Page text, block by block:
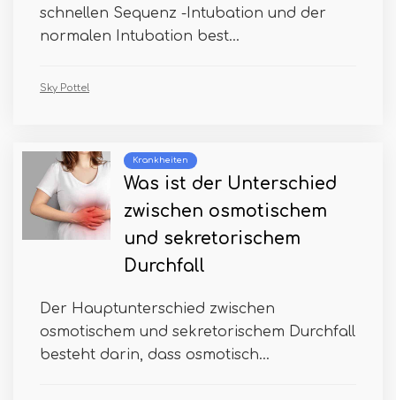
schnellen Sequenz -Intubation und der
normalen Intubation best...
Sky Pottel
Krankheiten
Was ist der Unterschied
zwischen osmotischem
und sekretorischem
Durchfall
Der Hauptunterschied zwischen
osmotischem und sekretorischem Durchfall
besteht darin, dass osmotisch...